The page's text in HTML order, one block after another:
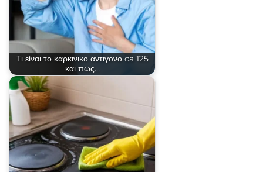
Τι είναι το καρκινικο αντιγονο ca 125
και πώς…